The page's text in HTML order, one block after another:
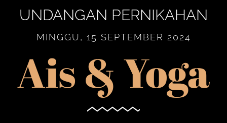
UNDANGAN PERNIKAHAN
MINGGU, 15 SEPTEMBER 2024
Ais & Yoga